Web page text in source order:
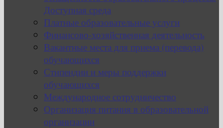
Доступная среда
Платные образовательные услуги
Финансово-хозяйственная деятельность
Вакантные места для приема (перевода)
обучающихся
Стипендии и меры поддержки
обучающихся
Международное сотрудничество
Организация питания в образовательной
организации